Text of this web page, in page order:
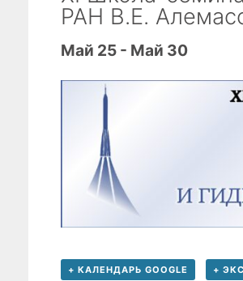
РАН В.Е.
Май 25- Май 30
+ КАЛЕНДАРЬ GOOGLE +